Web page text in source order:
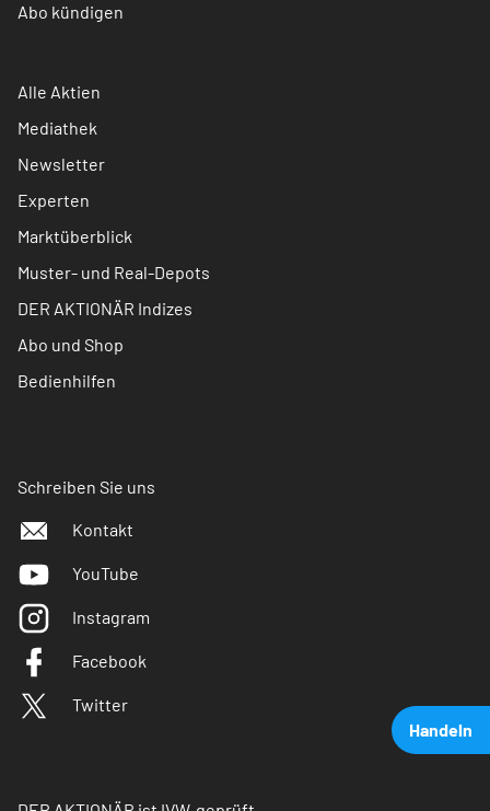
Handeln
Abo kündigen
Alle Aktien
Mediathek
Newsletter
Experten
Marktüberblick
Muster- und Real-Depots
DER AKTIONÄR Indizes
Abo und Shop
Bedienhilfen
Schreiben Sie uns
Kontakt
YouTube
Instagram
Facebook
Twitter